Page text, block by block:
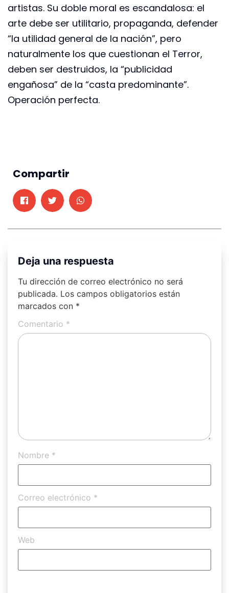
artistas. Su doble moral es escandalosa: el
arte debe ser utilitario, propaganda, defender
“la utilidad general de la nación”, pero
naturalmente los que cuestionan el Terror,
deben ser destruidos, la “publicidad
engañosa” de la “casta predominante”.
Operación perfecta.
Compartir
Deja una respuesta
Tu dirección de correo electrónico no será
publicada. Los campos obligatorios están
marcados con *
Comentario *
Nombre *
Correo electrónico *
Web